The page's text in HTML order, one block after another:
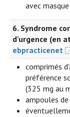
avec
6. Syndrome
d'urgence (en
ebpracticenet
comprimés
préférence
(325 mg au
ampoules